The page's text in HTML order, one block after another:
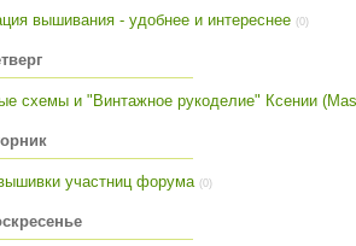
вышивания - удобнее и интереснее (0)
схемы и "Винтажное рукоделие" Ксении
участниц форума (0)